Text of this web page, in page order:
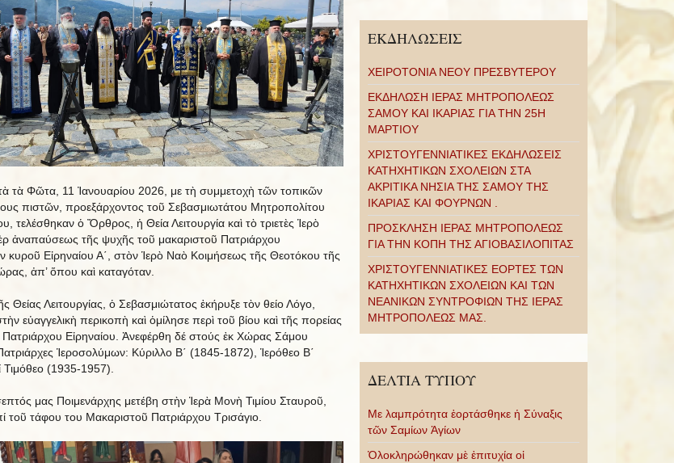
τὰ Φῶτα, 11 Ἰανουαρίου 2026, με τὴ συμμετοχὴ τῶν τοπικῶν
πιστῶν, προεξάρχοντος τοῦ Σεβασμιωτάτου Μητροπολίτου
τελέσθηκαν ὁ Ὄρθρος, ἡ Θεία Λειτουργία καὶ τὸ τριετὲς Ἱερὸ
ἀναπαύσεως τῆς ψυχῆς τοῦ μακαριστοῦ Πατριάρχου
κυροῦ Εἰρηναίου Α΄, στὸν Ἱερὸ Ναὸ Κοιμήσεως τῆς Θεοτόκου τῆς
ἀπ’ ὅπου καὶ καταγόταν.
Θείας Λειτουργίας, ὁ Σεβασμιώτατος ἐκήρυξε τὸν θείο Λόγο,
εὐαγγελικὴ περικοπὴ καὶ ὁμίλησε περὶ τοῦ βίου καὶ τῆς πορείας
Πατριάρχου Εἰρηναίου. Ἀνεφέρθη δέ στούς ἐκ Χώρας Σάμου
Ἱεροσολύμων: Κύριλλο Β΄ (1845-1872), Ἱερόθεο Β΄
(1935-1957).
μας Ποιμενάρχης μετέβη στὴν Ἱερὰ Μονὴ Τιμίου Σταυροῦ,
τοῦ τάφου του Μακαριστοῦ Πατριάρχου Τρισάγιο.
ΕΚΔΗΛΩΣΕΙΣ
ΧΕΙΡΟΤΟΝΙΑ ΝΕΟΥ ΠΡΕΣΒΥΤΕΡΟΥ
ΕΚΔΗΛΩΣΗ ΙΕΡΑΣ ΜΗΤΡΟΠΟΛΕΩΣ
ΣΑΜΟΥ ΚΑΙ ΙΚΑΡΙΑΣ ΓΙΑ ΤΗΝ 25Η
ΜΑΡΤΙΟΥ
ΧΡΙΣΤΟΥΓΕΝΝΙΑΤΙΚΕΣ ΕΚΔΗΛΩΣΕΙΣ
ΚΑΤΗΧΗΤΙΚΩΝ ΣΧΟΛΕΙΩΝ ΣΤΑ
ΑΚΡΙΤΙΚΑ ΝΗΣΙΑ ΤΗΣ ΣΑΜΟΥ ΤΗΣ
ΙΚΑΡΙΑΣ ΚΑΙ ΦΟΥΡΝΩΝ .
ΠΡΟΣΚΛΗΣΗ ΙΕΡΑΣ ΜΗΤΡΟΠΟΛΕΩΣ
ΓΙΑ ΤΗΝ ΚΟΠΗ ΤΗΣ ΑΓΙΟΒΑΣΙΛΟΠΙΤΑΣ
ΧΡΙΣΤΟΥΓΕΝΝΙΑΤΙΚΕΣ ΕΟΡΤΕΣ ΤΩΝ
ΚΑΤΗΧΗΤΙΚΩΝ ΣΧΟΛΕΙΩΝ ΚΑΙ ΤΩΝ
ΝΕΑΝΙΚΩΝ ΣΥΝΤΡΟΦΙΩΝ ΤΗΣ ΙΕΡΑΣ
ΜΗΤΡΟΠΟΛΕΩΣ ΜΑΣ.
ΔΕΛΤΙΑ ΤΥΠΟΥ
Με λαμπρότητα ἑορτάσθηκε ἡ Σύναξις
τῶν Σαμίων Ἁγίων
Ὁλοκληρώθηκαν μὲ ἐπιτυχία οἱ